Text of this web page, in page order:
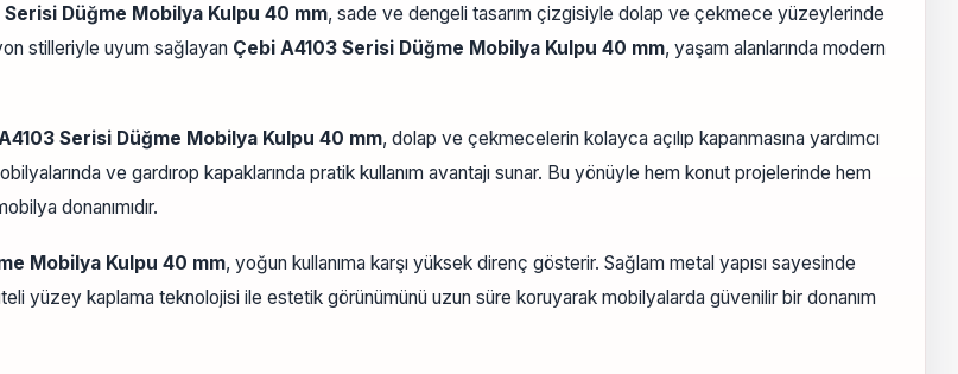
Serisi Düğme Mobilya Kulpu 40 mm, sade ve dengeli tasarım çizgisiyle dolap ve çekmece yüzeylerinde
stilleriyle uyum sağlayan Çebi A4103 Serisi Düğme Mobilya Kulpu 40 mm, yaşam alanlarında modern
Serisi Düğme Mobilya Kulpu 40 mm, dolap ve çekmecelerin kolayca açılıp kapanmasına yardımcı
ve gardırop kapaklarında pratik kullanım avantajı sunar. Bu yönüyle hem konut projelerinde hem
donanımıdır.
Mobilya Kulpu 40 mm, yoğun kullanıma karşı yüksek direnç gösterir. Sağlam metal yapısı sayesinde
yüzey kaplama teknolojisi ile estetik görünümünü uzun süre koruyarak mobilyalarda güvenilir bir donanım